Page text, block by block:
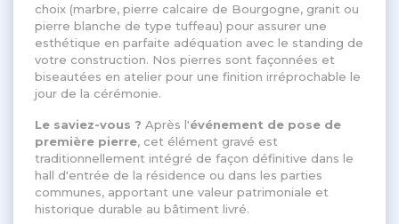
choix (marbre, pierre calcaire de Bourgogne, granit ou
pierre blanche de type tuffeau) pour assurer une
esthétique en parfaite adéquation avec le standing de
votre construction. Nos pierres sont façonnées et
biseautées en atelier pour une finition irréprochable le
jour de la cérémonie.
Le saviez-vous ? Après l'événement de pose de
première pierre, cet élément gravé est
traditionnellement intégré de façon définitive dans le
hall d'entrée de la résidence ou dans les parties
communes, apportant une valeur patrimoniale et
historique durable au bâtiment livré.